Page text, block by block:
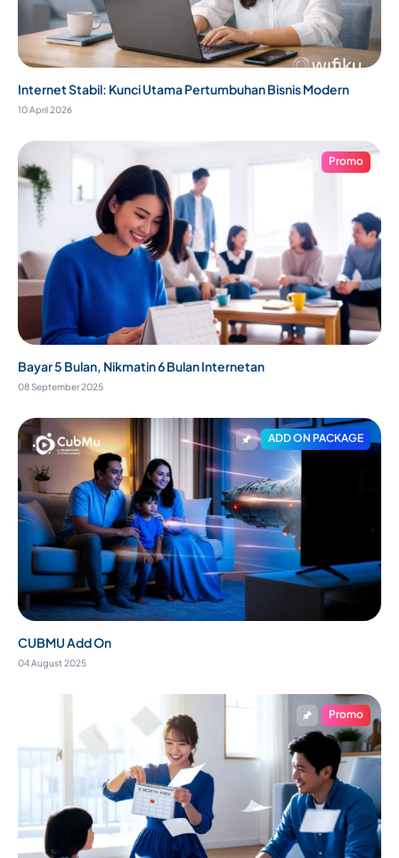
Internet Stabil: Kunci Utama Pertumbuhan Bisnis Modern
10 April 2026
Promo
Bayar 5 Bulan, Nikmatin 6 Bulan Internetan
08 September 2025
ADD ON PACKAGE
CUBMU Add On
04 August 2025
Promo